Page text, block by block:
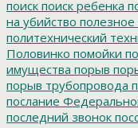
поиск поиск ребенка
на убийство полезное
политехнический
Половинко помойки
имущества порыв
порыв трубопровода
послание
последний звонок